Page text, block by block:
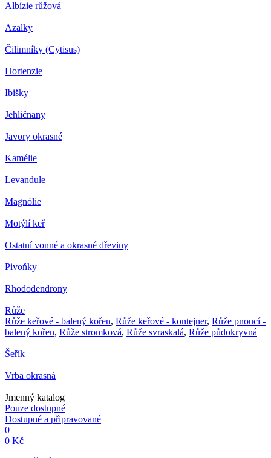
Albízie růžová
Azalky
Čilimníky (Cytisus)
Hortenzie
Ibišky
Jehličnany
Javory okrasné
Kamélie
Levandule
Magnólie
Motýlí keř
Ostatní vonné a okrasné dřeviny
Pivoňky
Rhododendrony
Růže
Růže keřové - balený kořen, Růže keřové - kontejner, Růže pnoucí -
balený kořen, Růže stromková, Růže svraskalá, Růže půdokryvná
Šeřík
Vrba okrasná
Jmenný katalog
Pouze dostupné
Dostupné a připravované
0
0 Kč